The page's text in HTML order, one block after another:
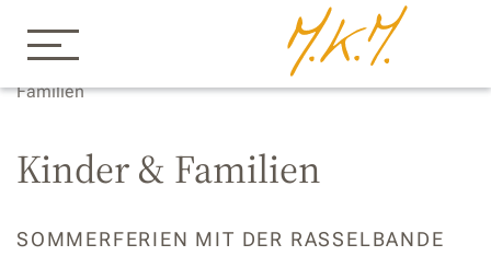
Home Sommer
Kinder &
Familien
Kinder & Familien
SOMMERFERIEN MIT DER RASSELBANDE